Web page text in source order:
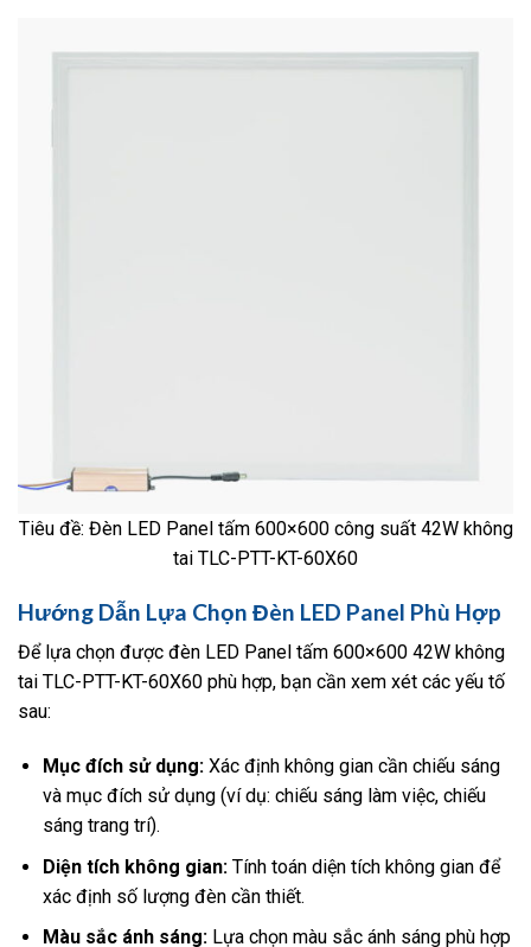
Tiêu đề: Đèn LED Panel tấm 600×600 công suất 42W không
tai TLC-PTT-KT-60X60
Hướng Dẫn Lựa Chọn Đèn LED Panel Phù Hợp
Để lựa chọn được đèn LED Panel tấm 600×600 42W không
tai TLC-PTT-KT-60X60 phù hợp, bạn cần xem xét các yếu tố
sau:
Mục đích sử dụng:Xác định không gian cần chiếu sáng
và mục đích sử dụng (ví dụ: chiếu sáng làm việc, chiếu
sáng trang trí).
Diện tích không gian:Tính toán diện tích không gian để
xác định số lượng đèn cần thiết.
Màu sắc ánh sáng:Lựa chọn màu sắc ánh sáng phù hợp